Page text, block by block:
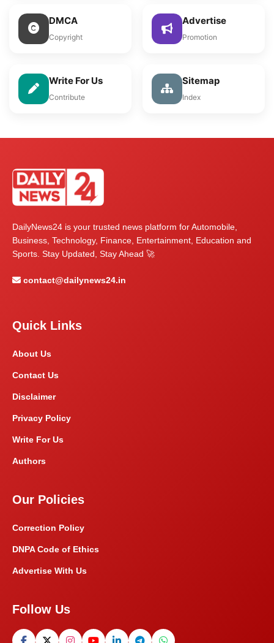
DMCA
Copyright
Advertise
Promotion
Write For Us
Contribute
Sitemap
Index
DailyNews24 is your trusted news platform for Automobile,
Business, Technology, Finance, Entertainment, Education and
Sports. Stay Updated, Stay Ahead 🚀
contact@dailynews24.in
Quick Links
About Us
Contact Us
Disclaimer
Privacy Policy
Write For Us
Authors
Our Policies
Correction Policy
DNPA Code of Ethics
Advertise With Us
Follow Us